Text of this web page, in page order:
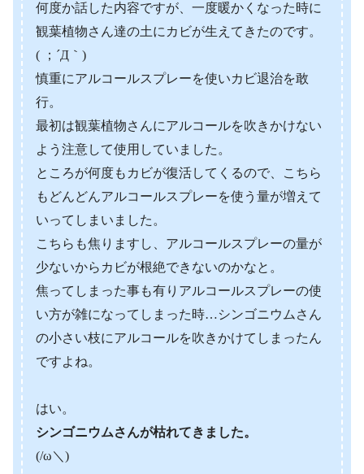
何度か話した内容ですが、一度暖かくなった時に
観葉植物さん達の土にカビが生えてきたのです。
( ；´Д｀)
慎重にアルコールスプレーを使いカビ退治を敢
行。
最初は観葉植物さんにアルコールを吹きかけない
よう注意して使用していました。
ところが何度もカビが復活してくるので、こちら
もどんどんアルコールスプレーを使う量が増えて
いってしまいました。
こちらも焦りますし、アルコールスプレーの量が
少ないからカビが根絶できないのかなと。
焦ってしまった事も有りアルコールスプレーの使
い方が雑になってしまった時…シンゴニウムさん
の小さい枝にアルコールを吹きかけてしまったん
ですよね。
はい。
シンゴニウムさんが枯れてきました。
(/ω＼)